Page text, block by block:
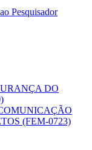
Pesquisador
DO
(FEM-0723)